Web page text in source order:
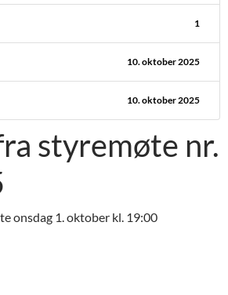
1
10. oktober 2025
10. oktober 2025
styremøte nr.
onsdag 1. oktober kl. 19:00